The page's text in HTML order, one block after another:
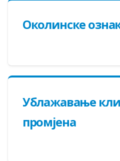
Oкoлинскe
Ублaжaвaњe
прoмjeнa